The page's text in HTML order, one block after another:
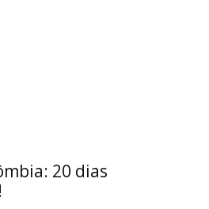
20 dias